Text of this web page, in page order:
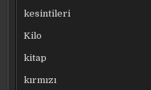
kesintileri
Kilo
kitap
kırmızı